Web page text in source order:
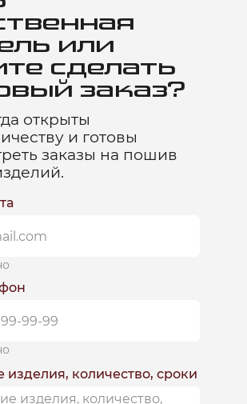
или
сделать
заказ?
открыты
и готовы
заказы на пошив
изделия, количество, сроки